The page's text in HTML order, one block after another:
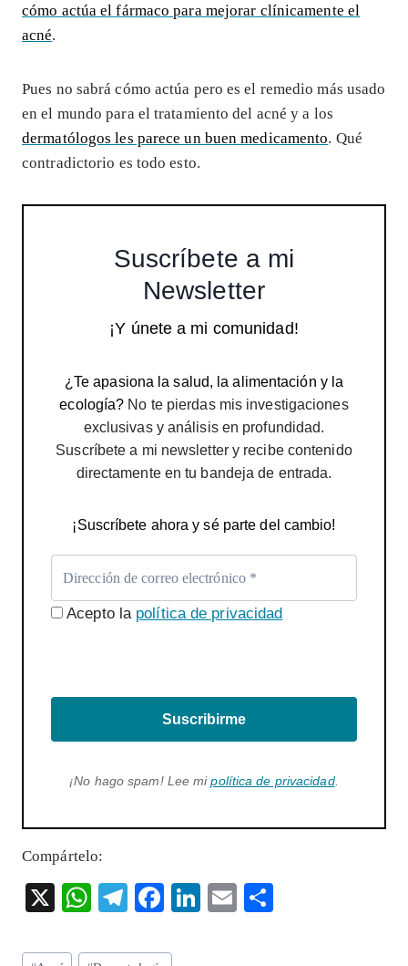
cómo actúa el fármaco para mejorar clínicamente el
acné.
Pues no sabrá cómo actúa pero es el remedio más usado
en el mundo para el tratamiento del acné y a los
dermatólogos les parece un buen medicamento. Qué
contradictorio es todo esto.
Suscríbete a mi
Newsletter
¡Y únete a mi comunidad!
¿Te apasiona la salud, la alimentación y la
ecología? No te pierdas mis investigaciones
exclusivas y análisis en profundidad.
Suscríbete a mi newsletter y recibe contenido
directamente en tu bandeja de entrada.
¡Suscríbete ahora y sé parte del cambio!
Acepto la política de privacidad
Suscribirme
¡No hago spam! Lee mipolítica de privacidad.
Compártelo:
X
W
ts
T
eg
F
eb
Li E
Etiquetas